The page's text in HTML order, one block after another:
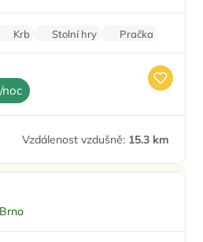
Krb Stolní hry Pračka
Vzdálenost vzdušně: 15.3 km